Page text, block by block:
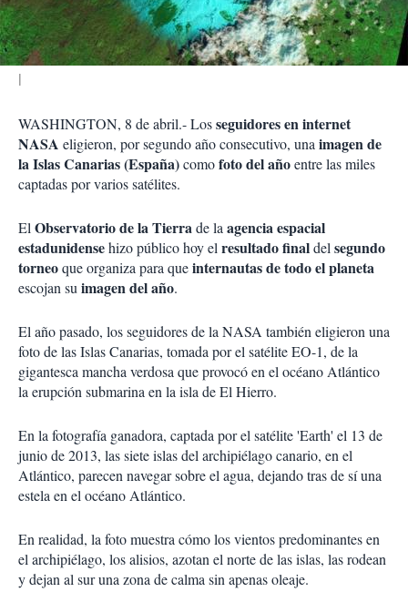
i
WASHINGTON, 8 de abril.- Losseguidores en internet
NASA eligieron, por segundo año consecutivo, una imagen de
la Islas Canarias (España)comofoto del añoentre las miles
captadas por varios satélites.
El Observatorio de la Tierrade la agencia espacial
estadunidensehizo público hoy el resultado finaldel segundo
torneoque organiza para queinternautas de todo el planeta
escojan su imagen del año.
El año pasado, los seguidores de la NASA también eligieron una
foto de las Islas Canarias, tomada por el satélite EO-1, de la
gigantesca mancha verdosa que provocó en el océano Atlántico
la erupción submarina en la isla de El Hierro.
En la fotografía ganadora, captada por el satélite 'Earth' el 13 de
junio de 2013, las siete islas del archipiélago canario, en el
Atlántico, parecen navegar sobre el agua, dejando tras de sí una
estela en el océano Atlántico.
En realidad, la foto muestra cómo los vientos predominantes en
el archipiélago, los alisios, azotan el norte de las islas, las rodean
y dejan al sur una zona de calma sin apenas oleaje.